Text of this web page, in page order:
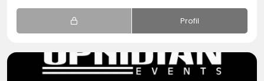
Profil